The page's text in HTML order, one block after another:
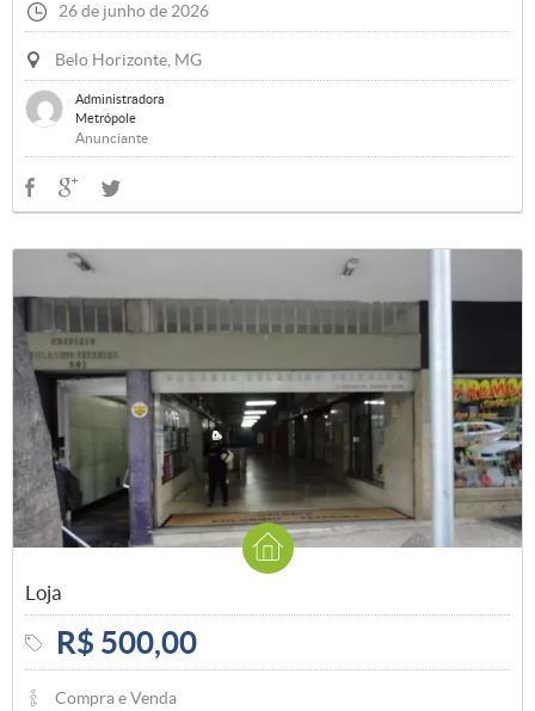
26 de junho de 2026
Belo Horizonte, MG
Administradora
Metrópole
Anunciante
Loja
R$ 500,00
Compra e Venda